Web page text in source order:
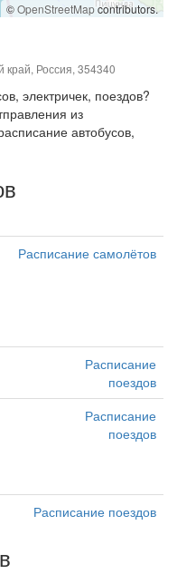
©OpenStreetMapcontributors.
край, Россия, 354340
электричек, поездов?
из
автобусов,
Расписание самолётов
Расписание
поездов
Расписание
поездов
Расписание поездов